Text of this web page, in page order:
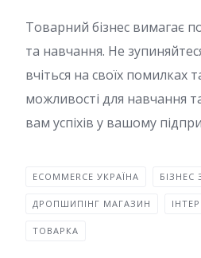
Товарний бізнес вимагає
та навчання. Не
вчіться на своїх помилках
можливості для навчання
вам успіхів у вашому
ECOMMERCE УКРАЇНА БІЗНЕС
ДРОПШИПІНГ МАГАЗИН
ТОВАРКА